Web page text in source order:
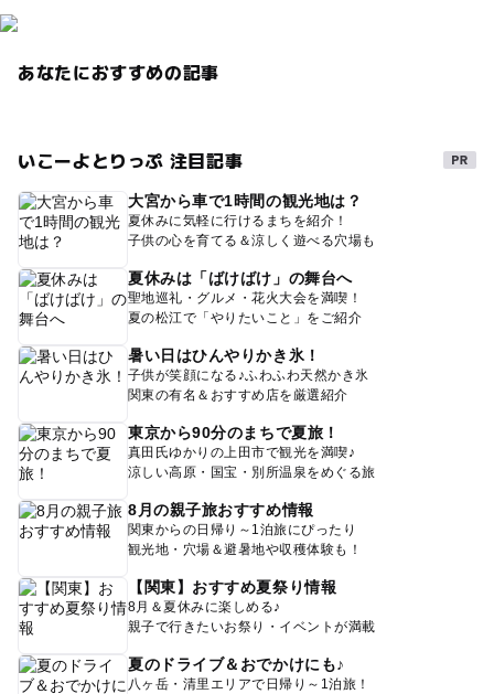
あなたにおすすめの記事
いこーよとりっぷ 注目記事
大宮から車で1時間の観光地は？
夏休みに気軽に行けるまちを紹介！
子供の心を育てる＆涼しく遊べる穴場も
夏休みは「ばけばけ」の舞台へ
聖地巡礼・グルメ・花火大会を満喫！
夏の松江で「やりたいこと」をご紹介
暑い日はひんやりかき氷！
子供が笑顔になる♪ふわふわ天然かき氷
関東の有名＆おすすめ店を厳選紹介
東京から90分のまちで夏旅！
真田氏ゆかりの上田市で観光を満喫♪
涼しい高原・国宝・別所温泉をめぐる旅
8月の親子旅おすすめ情報
関東からの日帰り～1泊旅にぴったり
観光地・穴場＆避暑地や収穫体験も！
【関東】おすすめ夏祭り情報
8月＆夏休みに楽しめる♪
親子で行きたいお祭り・イベントが満載
夏のドライブ＆おでかけにも♪
八ヶ岳・清里エリアで日帰り～1泊旅！